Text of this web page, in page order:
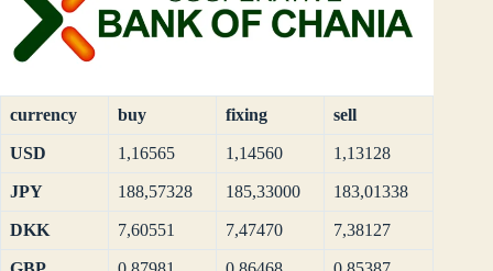
currency buy fixing sell
USD 1,16565 1,14560 1,13128
JPY 188,57328 185,33000 183,01338
DKK 7,60551 7,47470 7,38127